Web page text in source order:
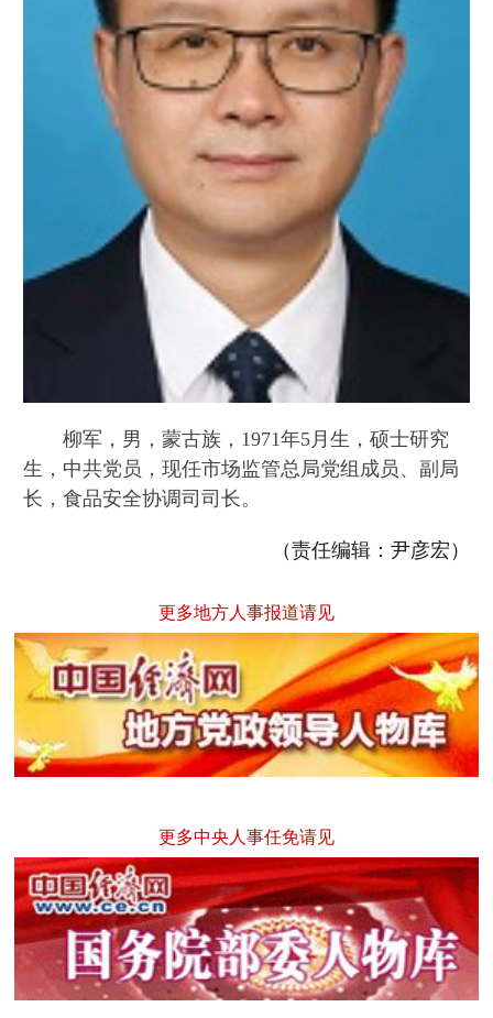
柳军，男，蒙古族，1971年5月生，硕士研究
生，中共党员，现任市场监管总局党组成员、副局
长，食品安全协调司司长。
（责任编辑：尹彦宏）
更多地方人事报道请见
更多中央人事任免请见